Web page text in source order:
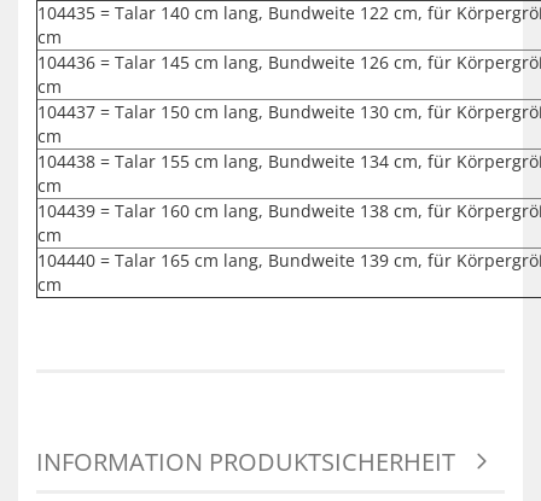
104435 = Talar 140 cm lang, Bundweite 122 cm, für
cm
104436 = Talar 145 cm lang, Bundweite 126 cm, für
cm
104437 = Talar 150 cm lang, Bundweite 130 cm, für
cm
104438 = Talar 155 cm lang, Bundweite 134 cm, für
cm
104439 = Talar 160 cm lang, Bundweite 138 cm, für
cm
104440 = Talar 165 cm lang, Bundweite 139 cm, für
cm
INFORMATION PRODUKTSICHERHEIT